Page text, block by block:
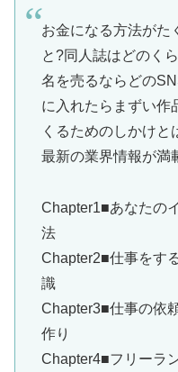
お金になる方法がた
と?同人誌はどのく
名を売るならどの
に入れたらまずい作
くるためのしかけと
最新の業界情報が満
Chapter1■あなたの
法
Chapter2■仕事をす
識
Chapter3■仕事の依
作り
Chapter4■フリーラ